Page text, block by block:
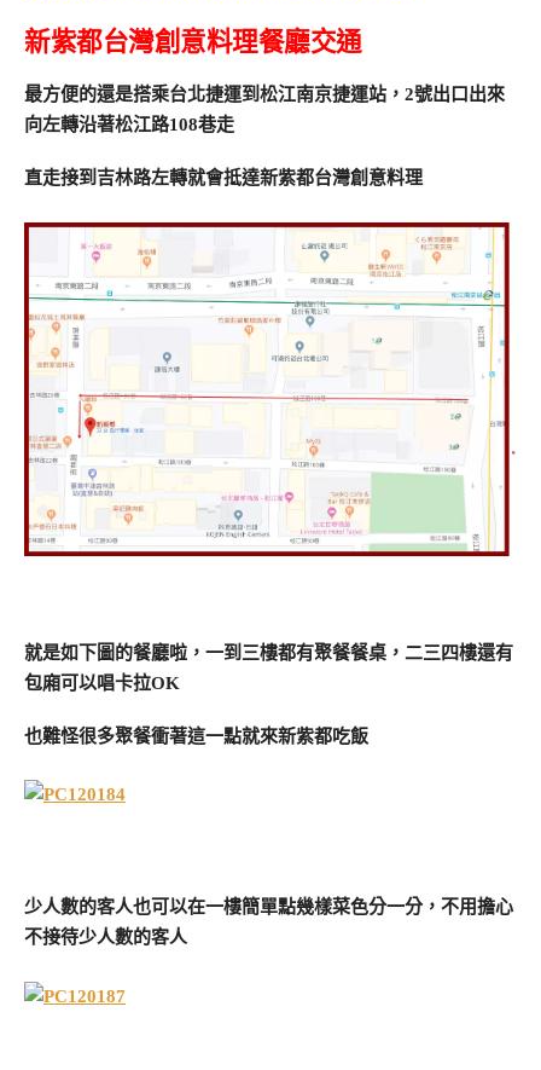
新紫都台灣創意料理餐廳交通
最方便的還是搭乘台北捷運到松江南京捷運站，2號出口出來
向左轉沿著松江路108巷走
直走接到吉林路左轉就會抵達新紫都台灣創意料理
就是如下圖的餐廳啦，一到三樓都有聚餐餐桌，二三四樓還有
包廂可以唱卡拉OK
也難怪很多聚餐衝著這一點就來新紫都吃飯
少人數的客人也可以在一樓簡單點幾樣菜色分一分，不用擔心
不接待少人數的客人